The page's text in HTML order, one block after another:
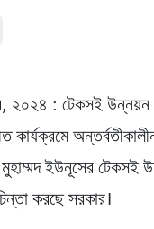
২০২৪ : টেকসই
কার্যক্রমে
ইউনূসের টেকসই
করছে সরকার।